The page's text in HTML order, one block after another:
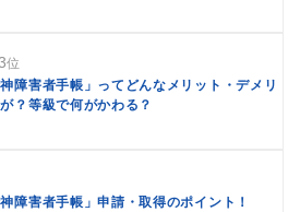
位
神障害者手帳」ってどんなメリット・デメリ
？等級で何がかわる？
神障害者手帳」申請・取得のポイント！